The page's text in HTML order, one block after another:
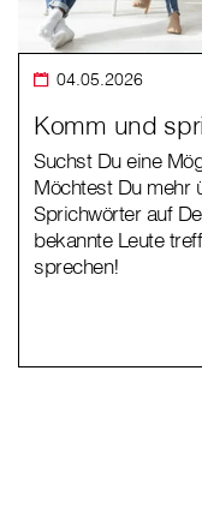
04.05.2026
Komm und
Suchst Du eine
Möchtest Du mehr
Sprichwörter auf
bekannte Leute
sprechen!